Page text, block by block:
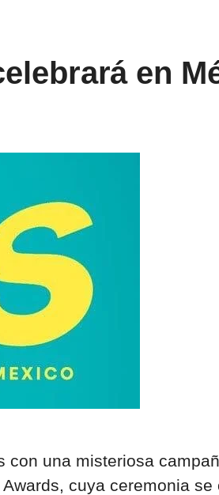
en
una misteriosa
cuya ceremonia